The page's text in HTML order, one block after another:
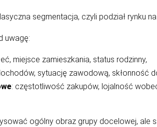
segmentacja, czyli podział rynku
uwagę:
miejsce zamieszkania, status rodzinny,
sytuację zawodową, skłonność
: częstotliwość zakupów, lojalność
ogólny obraz grupy docelowej, ale